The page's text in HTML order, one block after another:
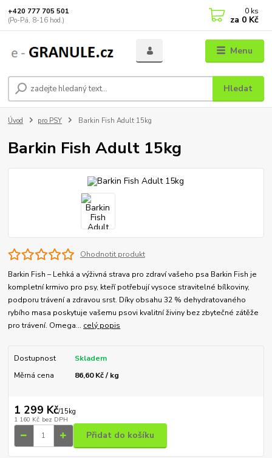
Menu
Hledat
+420 777 705 501
(Po-Pá, 8-16 hod.)
0 ks
za 0 Kč
Úvod pro PSY Barkin Fish Adult 15kg
Barkin Fish Adult 15kg
Ohodnotit produkt
Barkin Fish – Lehká a výživná strava pro zdraví vašeho psa Barkin Fish je
kompletní krmivo pro psy, kteří potřebují vysoce stravitelné bílkoviny,
podporu trávení a zdravou srst. Díky obsahu 32 % dehydratovaného
rybího masa poskytuje vašemu psovi kvalitní živiny bez zbytečné zátěže
pro trávení. Omega... celý popis
Dostupnost
Skladem
Měrná cena
86,60 Kč / kg
1 299 Kč/15kg
1 160 Kč bez DPH
Přidat do košíku